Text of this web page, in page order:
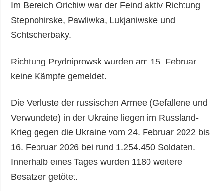
Im Bereich Orichiw war der Feind aktiv Richtung
Stepnohirske, Pawliwka, Lukjaniwske und
Schtscherbaky.
Richtung Prydniprowsk wurden am 15. Februar
keine Kämpfe gemeldet.
Die Verluste der russischen Armee (Gefallene und
Verwundete) in der Ukraine liegen im Russland-
Krieg gegen die Ukraine vom 24. Februar 2022 bis
16. Februar 2026 bei rund 1.254.450 Soldaten.
Innerhalb eines Tages wurden 1180 weitere
Besatzer getötet.